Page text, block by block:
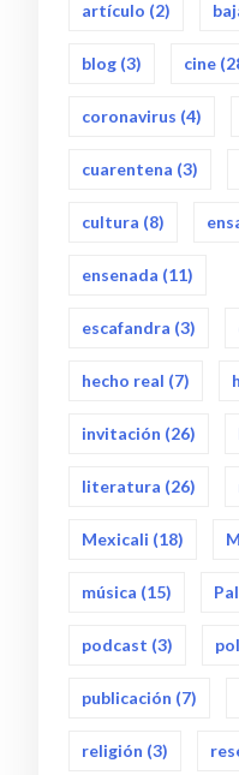
artículo (2)
blog(3) cine
coronavirus (4)
cuarentena (3)
cultura (8)
ensenada (11)
escafandra (3)
hecho real (7)
invitación (26)
literatura (26)
Mexicali (18)
música (15)
podcast (3)
publicación (7)
religión (3)